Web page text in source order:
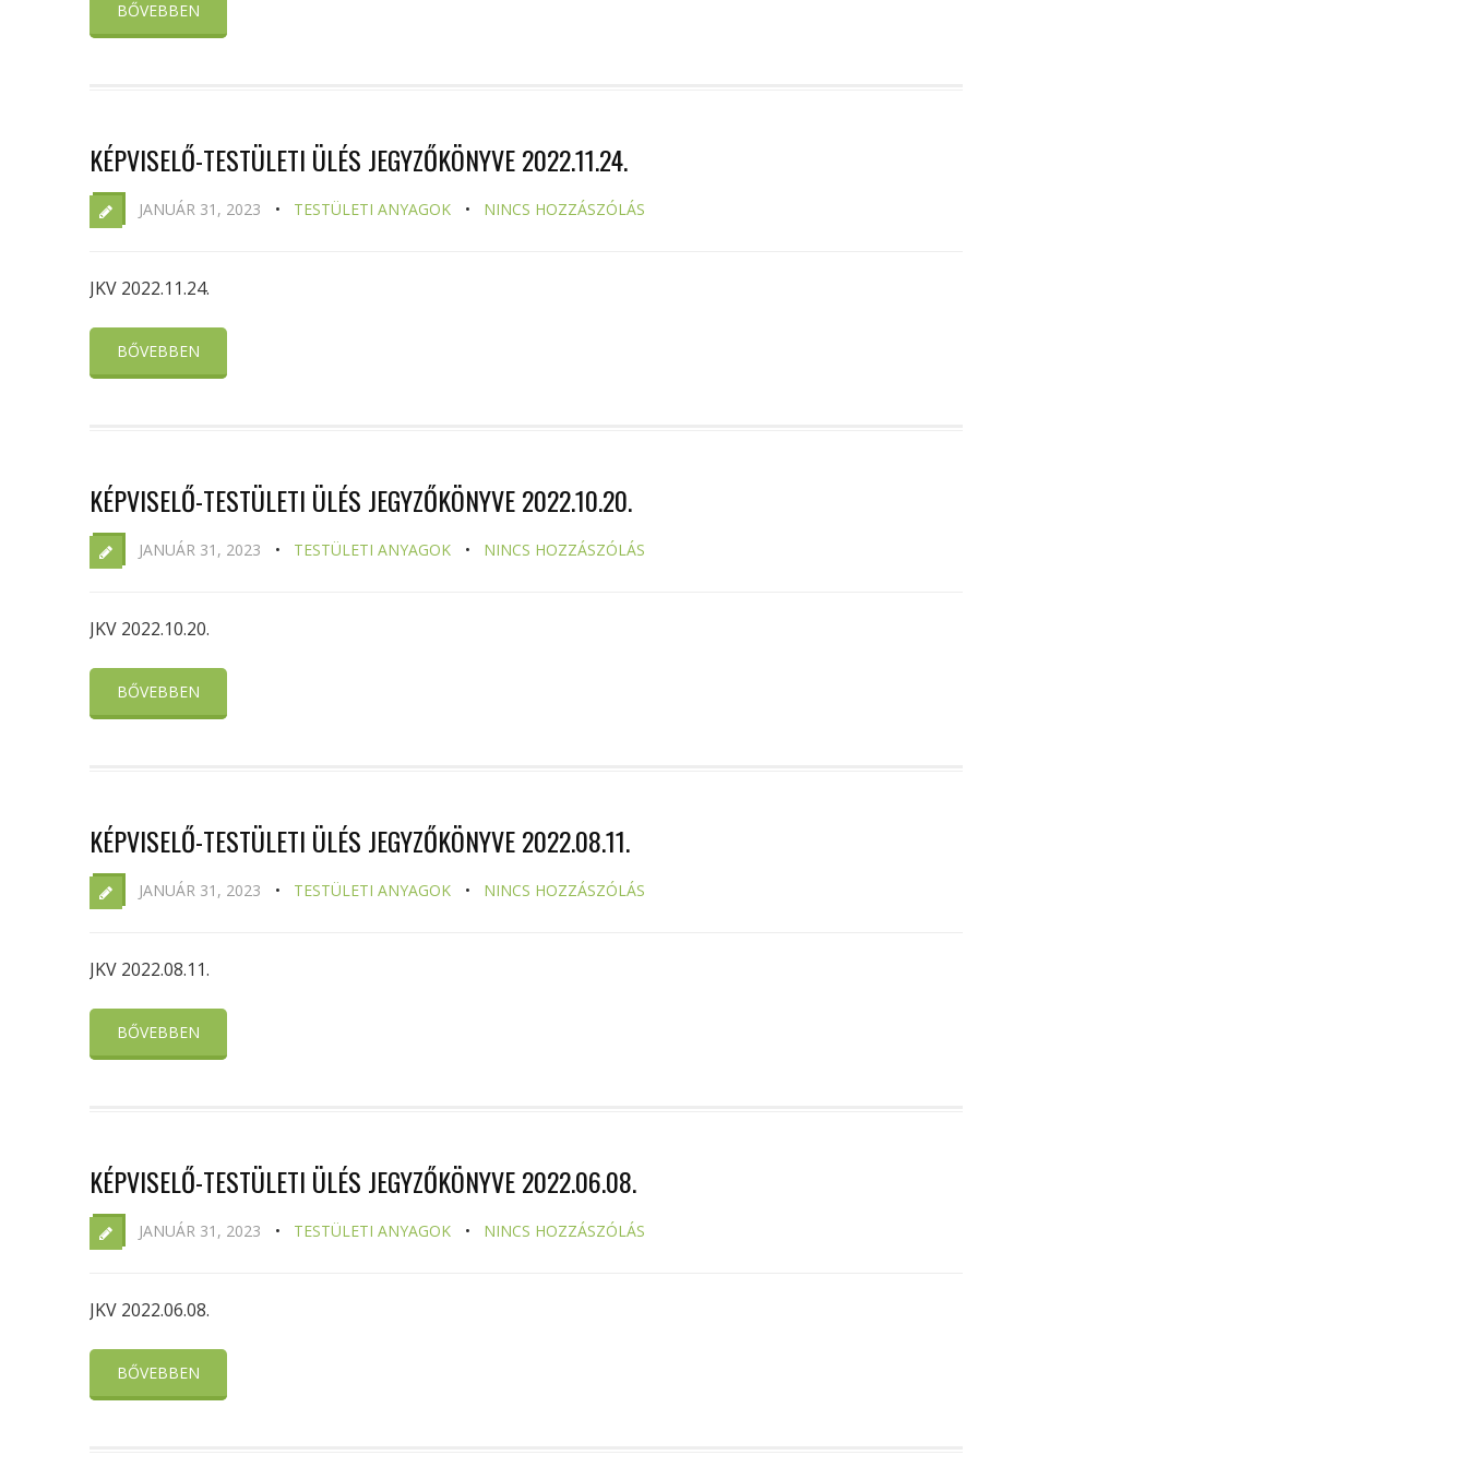
BŐVEBBEN
KÉPVISELŐ-TESTÜLETI ÜLÉS JEGYZŐKÖNYVE 2022.11.24.
JANUÁR 31, 2023 TESTÜLETI ANYAGOK NINCS HOZZÁSZÓLÁS
JKV 2022.11.24.
BŐVEBBEN
KÉPVISELŐ-TESTÜLETI ÜLÉS JEGYZŐKÖNYVE 2022.10.20.
JANUÁR 31, 2023 TESTÜLETI ANYAGOK NINCS HOZZÁSZÓLÁS
JKV 2022.10.20.
BŐVEBBEN
KÉPVISELŐ-TESTÜLETI ÜLÉS JEGYZŐKÖNYVE 2022.08.11.
JANUÁR 31, 2023 TESTÜLETI ANYAGOK NINCS HOZZÁSZÓLÁS
JKV 2022.08.11.
BŐVEBBEN
KÉPVISELŐ-TESTÜLETI ÜLÉS JEGYZŐKÖNYVE 2022.06.08.
JANUÁR 31, 2023 TESTÜLETI ANYAGOK NINCS HOZZÁSZÓLÁS
JKV 2022.06.08.
BŐVEBBEN